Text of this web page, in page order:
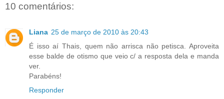
10 comentários:
Liana 25 de março de 2010 às 20:43
É isso aí Thais, quem não arrisca não petisca. Aproveita
esse balde de otismo que veio c/ a resposta dela e manda
ver.
Parabéns!
Responder